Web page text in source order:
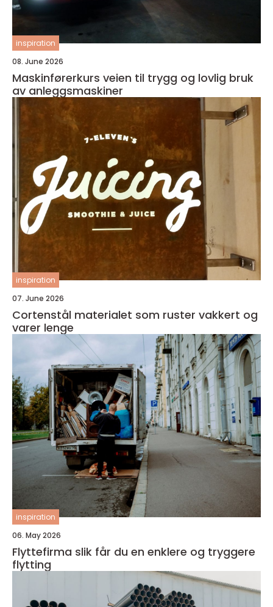
inspiration
08. June 2026
Maskinførerkurs veien til trygg og lovlig bruk
av anleggsmaskiner
inspiration
07. June 2026
Cortenstål materialet som ruster vakkert og
varer lenge
inspiration
06. May 2026
Flyttefirma slik får du en enklere og tryggere
flytting